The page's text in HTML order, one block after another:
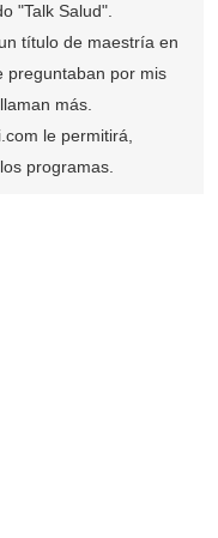
"Talk Salud".
título de maestría en
preguntaban por mis
más.
le permitirá,
programas.